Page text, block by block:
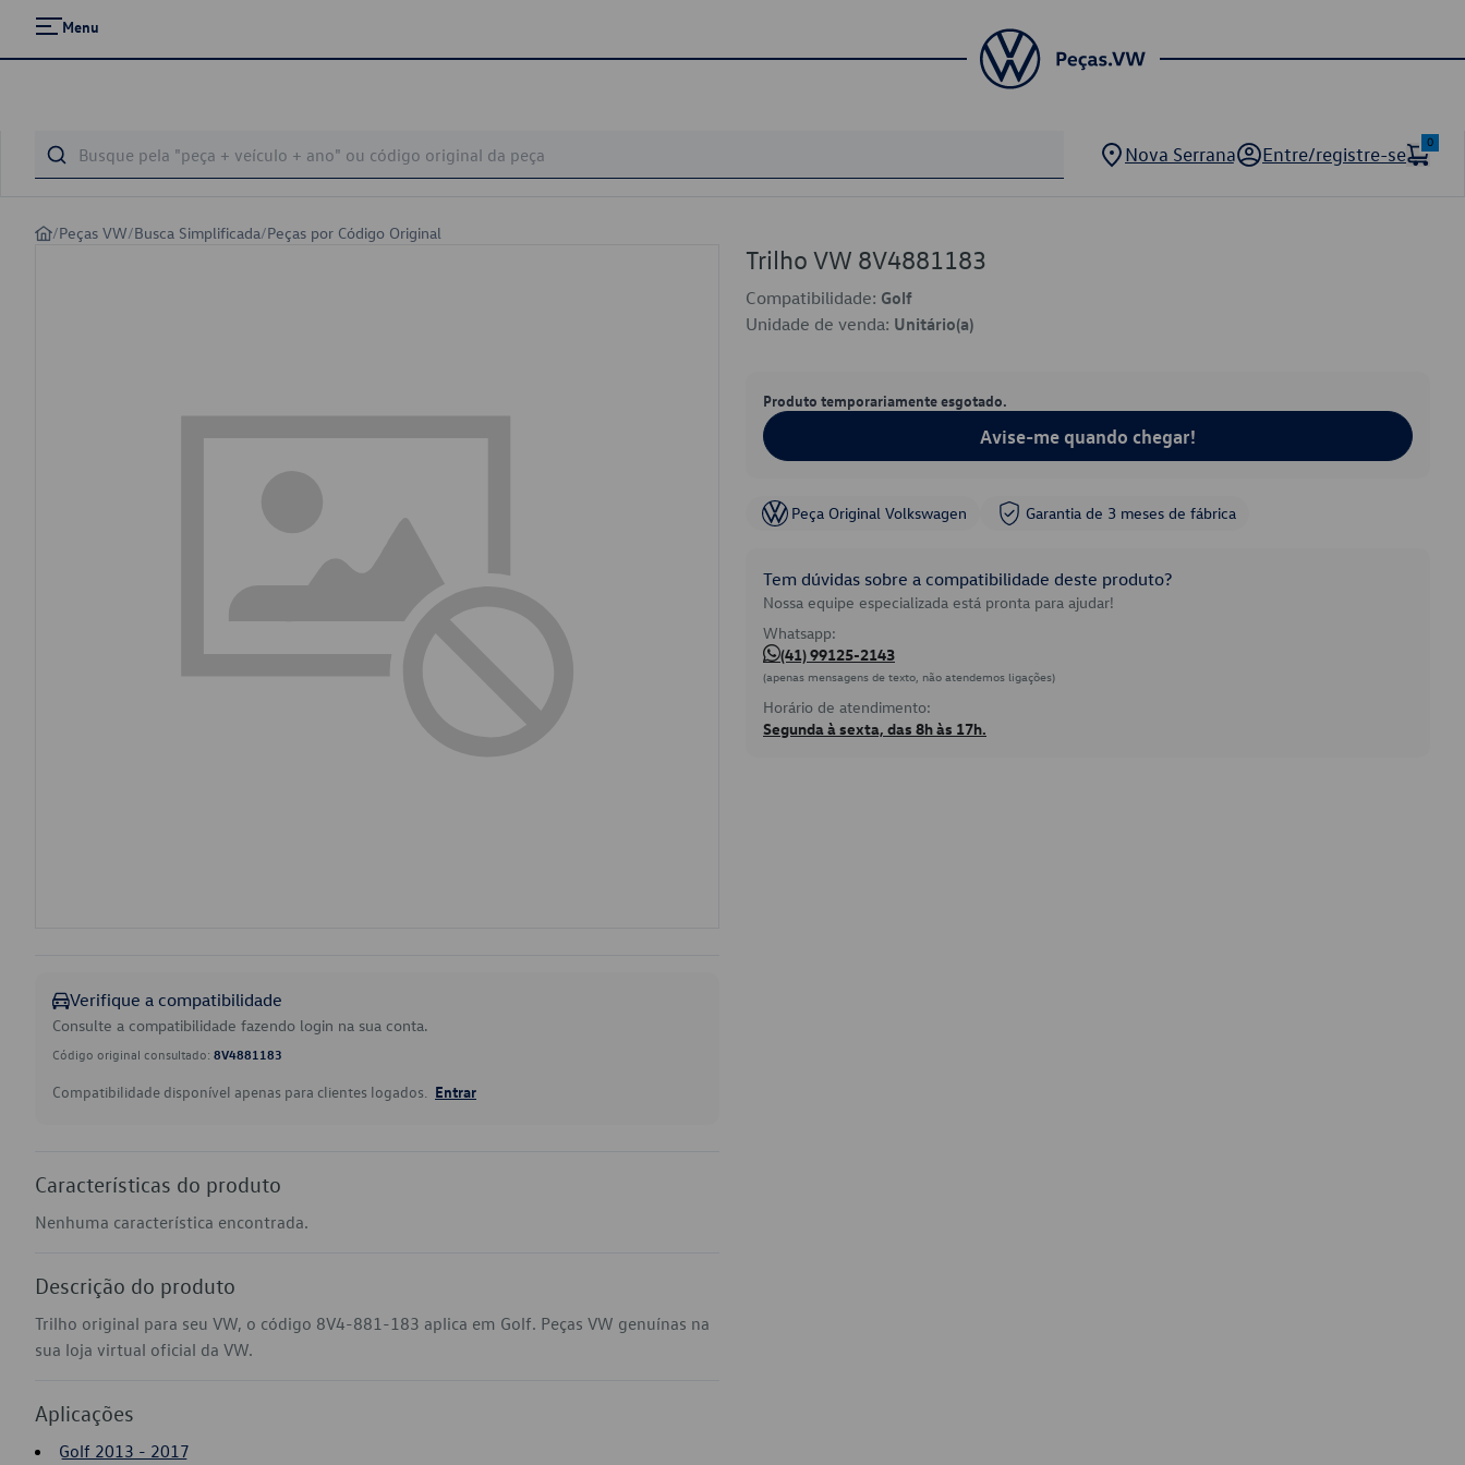
Menu
Nova Serrana Entre/registre-se
0
/Peças VW/Busca Simplificada/Peças por Código Original
Verifique a compatibilidade
Consulte a compatibilidade fazendo login na sua conta.
Código original consultado: 8V4881183
Compatibilidade disponível apenas para clientes logados. Entrar
Características do produto
Nenhuma característica encontrada.
Descrição do produto
Trilho original para seu VW, o código 8V4-881-183 aplica em Golf. Peças VW genuínas na
sua loja virtual oficial da VW.
Aplicações
Golf 2013 - 2017
Trilho VW 8V4881183
Compatibilidade: Golf
Unidade de venda: Unitário(a)
Produto temporariamente esgotado.
Avise-me quando chegar!
Peça Original Volkswagen Garantia de 3 meses de fábrica
Tem dúvidas sobre a compatibilidade deste produto?
Nossa equipe especializada está pronta para ajudar!
Whatsapp:
(41) 99125-2143
(apenas mensagens de texto, não atendemos ligações)
Horário de atendimento:
Segunda à sexta, das 8h às 17h.